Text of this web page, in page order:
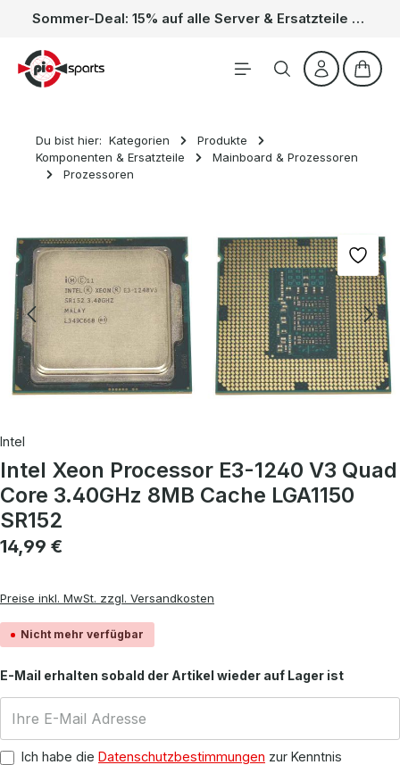
Zum Hauptinhalt springen Sommer-Deal: 15% auf alle Server & Ersatzteile – Kein Code nötig, der Rabatt wird automatisch im Warenkorb abgezogen. Gültig vom 01.06. bis 31.08.
Du bist hier: Kategorien
Produkte
Komponenten & Ersatzteile
Mainboard & Prozessoren
Prozessoren
Intel
Intel Xeon Processor E3-1240 V3 Quad
Core 3.40GHz 8MB Cache LGA1150
SR152
Regulärer Preis:
14,99 €
Preise inkl. MwSt. zzgl. Versandkosten
Nicht mehr verfügbar
E-Mail erhalten sobald der Artikel wieder auf Lager ist
Ich habe die Datenschutzbestimmungen zur Kenntnis